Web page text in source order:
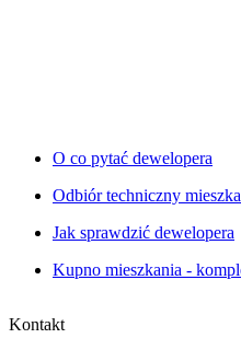
O co pytać dewelopera
Odbiór techniczny
Jak sprawdzić dewelopera
Kupno mieszkania -
Kontakt